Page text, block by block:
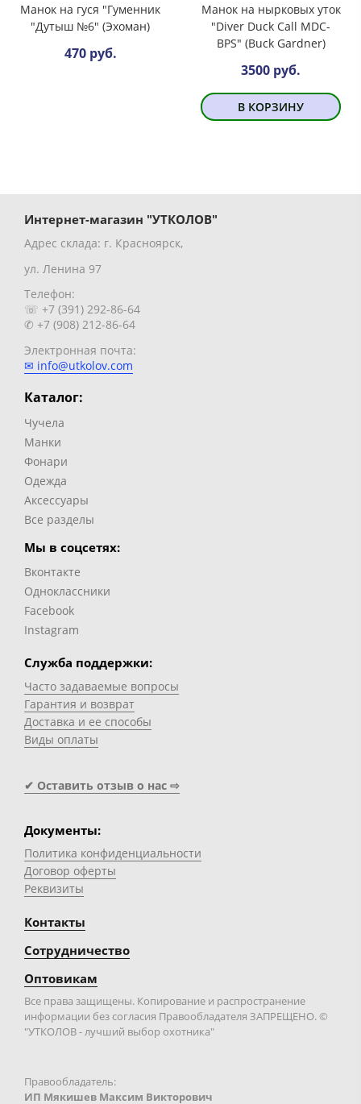
Манок на гуся "Гуменник
"Дутыш №6" (Эхоман)
470 руб.
Манок на нырковых уток
"Diver Duck Call MDC-
BPS" (Buck Gardner)
3500 руб.
В КОРЗИНУ
Интернет-магазин "УТКОЛОВ"
Адрес склада: г. Красноярск,
ул. Ленина 97
Телефон:
☏ +7 (391) 292-86-64
✆ +7 (908) 212-86-64
Электронная почта:
✉ info@utkolov.com
Каталог:
Чучела
Манки
Фонари
Одежда
Аксессуары
Все разделы
Мы в соцсетях:
Вконтакте
Одноклассники
Facebook
Instagram
Служба поддержки:
Часто задаваемые вопросы
Гарантия и возврат
Доставка и ее способы
Виды оплаты
✔ Оставить отзыв о нас ⇨
Документы:
Политика конфиденциальности
Договор оферты
Реквизиты
Контакты
Сотрудничество
Оптовикам
Все права защищены. Копирование и распространение
информации без согласия Правообладателя ЗАПРЕЩЕНО. ©
"УТКОЛОВ - лучший выбор охотника"
Правообладатель:
ИП Мякишев Максим Викторович